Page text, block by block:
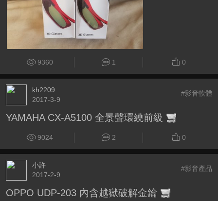
9360 1 0
kh2209
2017-3-9
#影音軟體
YAMAHA CX-A5100 全景聲環繞前級
9024 2 0
小許
2017-2-9
#影音產品
OPPO UDP-203 內含越獄破解金鑰